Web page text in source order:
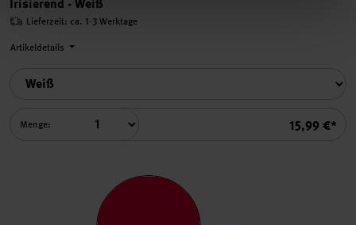
Summe
15,99 €*
Lieferzeit: ca. 1-3 Werktage
Artikeldetails
Menge: